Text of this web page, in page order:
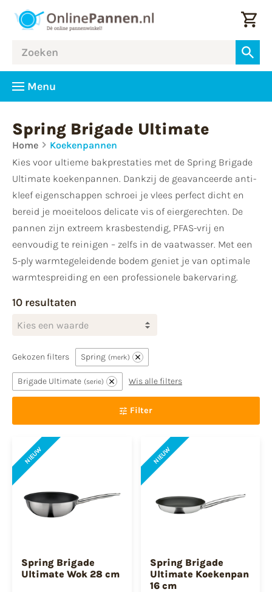
Menu
Spring Brigade Ultimate
Home
Koekenpannen
Kies voor ultieme bakprestaties met de Spring Brigade
Ultimate koekenpannen. Dankzij de geavanceerde anti-
kleef eigenschappen schroei je vlees perfect dicht en
bereid je moeiteloos delicate vis of eiergerechten. De
pannen zijn extreem krasbestendig, PFAS-vrij en
eenvoudig te reinigen – zelfs in de vaatwasser. Met een
5-ply warmtegeleidende bodem geniet je van optimale
warmtespreiding en een professionele bakervaring.
10 resultaten
Kies een waarde
Gekozen filters Spring merk
Brigade Ultimate serie Wis alle filters
Filter
NIEUW
Spring Brigade
Ultimate Wok 28 cm
NIEUW
Spring Brigade
Ultimate Koekenpan
16 cm